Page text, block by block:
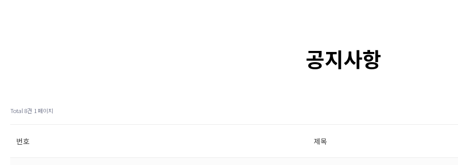
공지사항
Total 8건 1 페이지
번호 제목